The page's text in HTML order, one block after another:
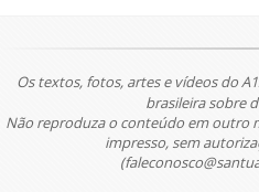
Os textos, fotos, artes e vídeos do
brasileira sobre
Não reproduza o conteúdo em outro
impresso, sem